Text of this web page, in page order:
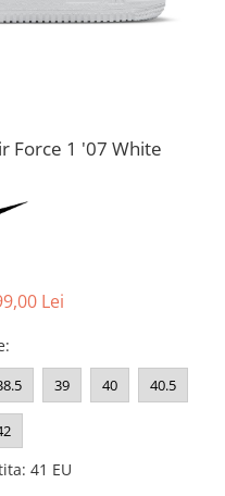
Force 1 '07 White
Lei
:
39 40 40.5
: 41 EU